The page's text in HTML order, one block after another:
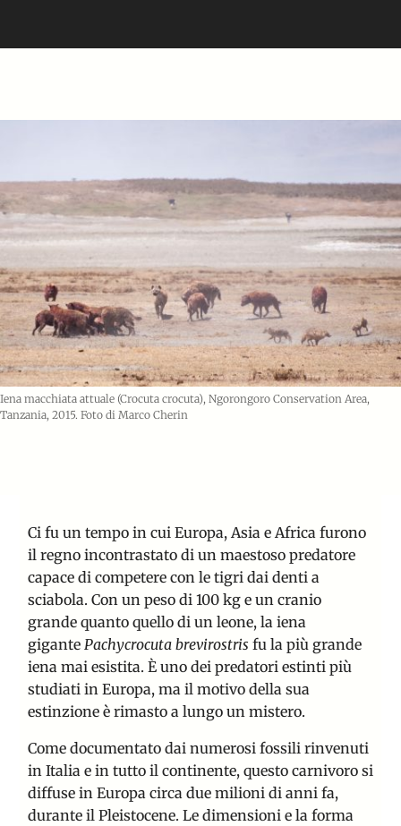
Iena macchiata attuale (Crocuta crocuta), Ngorongoro Conservation Area,
Tanzania, 2015. Foto di Marco Cherin
Ci fu un tempo in cui Europa, Asia e Africa furono
il regno incontrastato di un maestoso predatore
capace di competere con le tigri dai denti a
sciabola. Con un peso di 100 kg e un cranio
grande quanto quello di un leone, la iena
gigante Pachycrocuta brevirostris fu la più grande
iena mai esistita. È uno dei predatori estinti più
studiati in Europa, ma il motivo della sua
estinzione è rimasto a lungo un mistero.
Come documentato dai numerosi fossili rinvenuti
in Italia e in tutto il continente, questo carnivoro si
diffuse in Europa circa due milioni di anni fa,
durante il Pleistocene. Le dimensioni e la forma